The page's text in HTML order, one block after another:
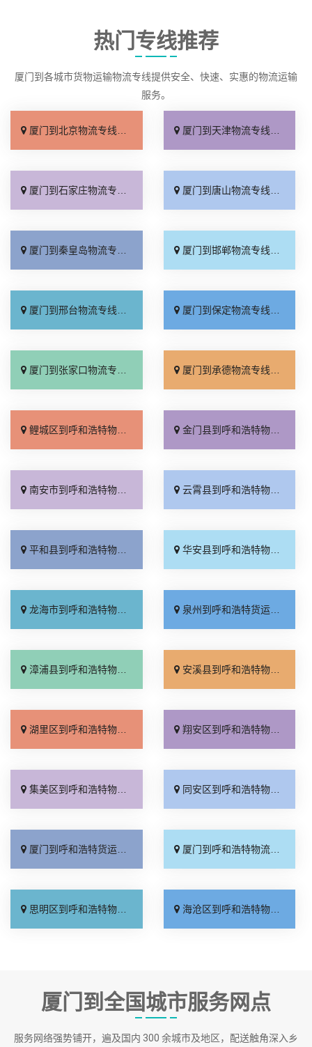
热门专线推荐
厦门到各城市货物运输物流专线提供安全、快速、实惠的物流运输
服务。
厦门到北京物流专线_直达不中转「送货到门」 厦门到天津物流专线_运保时效「高效快运」
厦门到石家庄物流专线_准时准点「多少公里」 厦门到唐山物流专线_全境派送「收费介绍」
厦门到秦皇岛物流专线_高效运输「运保时效」 厦门到邯郸物流专线_物流拼车「全境配送」
厦门到邢台物流专线_专业靠谱「上门提货」 厦门到保定物流专线_全程直达「高效运输」
厦门到张家口物流专线_全境派送「多久能到」 厦门到承德物流专线_专业调车「合理收费」
鲤城区到呼和浩特物流专线_运价实惠「要几天到」 金门县到呼和浩特物流专线_专业调车「损坏理赔」
南安市到呼和浩特物流专线_每日发车「多少公里」 云霄县到呼和浩特物流专线_需要几天「省事省心」
平和县到呼和浩特物流专线_市县闪送「专业可靠」 华安县到呼和浩特物流专线_价位合理「定点发车」
龙海市到呼和浩特物流专线_多久能到「按时送达」 泉州到呼和浩特货运专线-泉州到呼和浩特物流公司_上门取件「价格透明」
漳浦县到呼和浩特物流专线_随叫随到「门到门接送」 安溪县到呼和浩特物流专线_直达不中转「需要几天」
湖里区到呼和浩特物流专线_门到门配送「不随意加价」 翔安区到呼和浩特物流专线_上门取件「快运有保障」
集美区到呼和浩特物流专线_上门取件「直达到站」 同安区到呼和浩特物流专线_上门提货「直达到站」
厦门到呼和浩特货运专线-厦门到呼和浩特物流公司_全境派送「高效运输」 厦门到呼和浩特物流专线_准时准点「直通专线」
思明区到呼和浩特物流专线_价位合理「全境到达」 海沧区到呼和浩特物流专线_价格实惠「天天发车」
厦门到全国城市服务网点
服务网络强势铺开，遍及国内 300 余城市及地区，配送触角深入乡